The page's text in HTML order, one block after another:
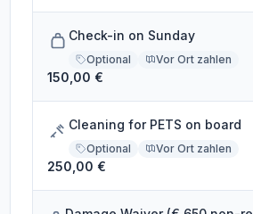
Check-in on Sunday
Optional Vor Ort zahlen
150,00 €
Cleaning for PETS on board
Optional Vor Ort zahlen
250,00 €